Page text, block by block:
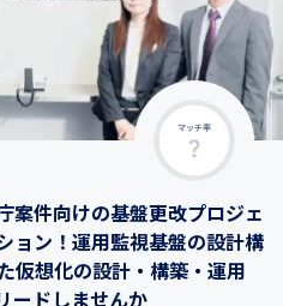
マッチ率
案件向けの基盤更改プロジェ
ョン！運用監視基盤の設計構
仮想化の設計・構築・運用
ードしませんか